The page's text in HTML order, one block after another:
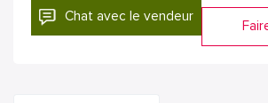
Chat avec le vendeur